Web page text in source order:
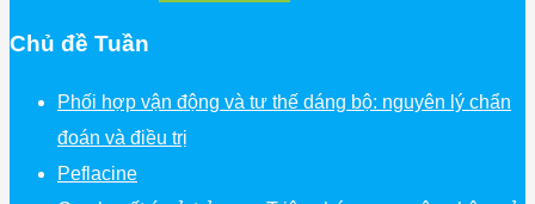
Chủ đề Tuần
Phối hợp vận động và tư thế dáng bộ: nguyên lý chẩn
đoán và điều trị
Peflacine